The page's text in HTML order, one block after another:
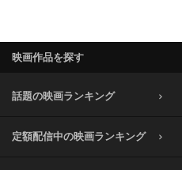
映画作品を探す
話題の映画ランキング
定額配信中の映画ランキング